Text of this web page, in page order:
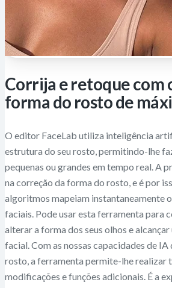
Corrija e retoque com
forma do rosto de
O editor FaceLab utiliza inteligência
estrutura do seu rosto, permitindo-lhe
pequenas ou grandes em tempo real. A
na correção da forma do rosto, e é por
algoritmos mapeiam instantaneamente
faciais. Pode usar esta ferramenta para
alterar a forma dos seus olhos e
facial. Com as nossas capacidades de
rosto, a ferramenta permite-lhe realizar
modificações e funções adicionais. É a